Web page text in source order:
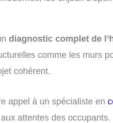
diagnostic complet de
comme les murs
cohérent.
appel à un spécialiste en
attentes des occupants.